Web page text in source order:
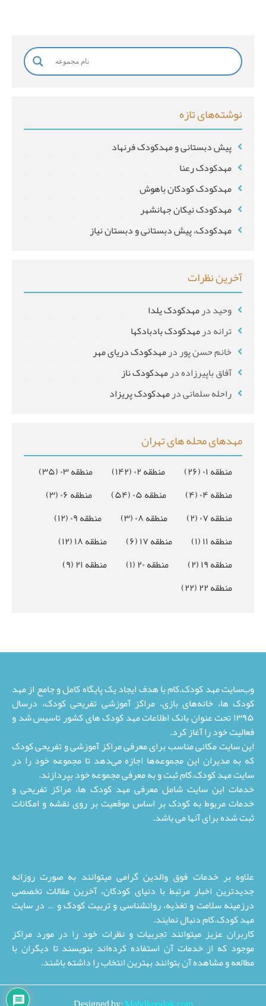
نوشته‌های تازه
پیش دبستانی و مهدکودک فرنهاد
مهدکودک رعنا
مهدکودک کودکان باهوش
مهدکودک نیکان جهانشهر
مهدکودک، پیش دبستانی و دبستان نیاز
آخرین نظرات
وحیددرمهدکودک یلدا
ترانهدرمهدکودک بادبادکها
خانم حسن پوردرمهدکودک دریای مهر
آفاق باپیرزادهدرمهدکودک ناز
راحله سلمانیدرمهدکودک پریزاد
مهدهای محله های تهران
منطقه ۰۱ (۲۶) منطقه ۰۲ (۱۴۲) منطقه ۰۳
(۳۵)
منطقه ۰۴
(۴) منطقه ۰۵ (۵۴) منطقه ۰۶
(۳)
منطقه ۰۷
(۲) منطقه ۰۸ (۳) منطقه ۰۹
(۱۲)
منطقه ۱۱ (۱) منطقه ۱۷ (۶) منطقه ۱۸
(۱۲)
منطقه ۱۹
(۲) منطقه ۲۰ (۱) منطقه ۲۱
(۹)
منطقه ۲۲
(۲۲)
وب‌سایت مهد کودک.کام با هدف ایجاد یک پایگاه کامل و جامع از مهد
کودک ها، خانه‌های بازی، مراکز آموزشی تفریحی کودک، درسال
۱۳۹۵ تحت عنوان بانک اطلاعات مهد کودک های کشور تاسیس شد و
فعالیت خود را آغاز کرد.
این سایت مکانی مناسب برای معرفی مراکز آموزشی و تفریحی کودک
که به مدیران این مجموعه‌ها اجازه می‌دهد تا مجموعه خود را در
سایت مهد کودک.کام ثبت و به معرفی مجموعه خود بپردازند.
خدمات این سایت شامل معرفی مهد کودک ها، مراکز تفریحی و
خدمات مربوط به کودک بر اساس موقعیت بر روی نقشه و امکانات
ثبت شده برای آنها می باشد.
علاوه بر خدمات فوق والدین گرامی میتوانند به صورت روزانه
جدیدترین اخبار مرتبط با دنیای کودکان، آخرین مقالات تخصصی
درزمینه سلامت و تغذیه، روانشناسی و تربیت کودک و … در سایت
مهد کودک.کام دنبال نمایند.
کاربران عزیز میتوانند تجربیات و نظرات خود را در مورد مراکز
موجود که از خدمات آن استفاده کرده‌اند بنویسند تا دیگران با
مطالعه و مشاهده آن بتوانند بهترین انتخاب را داشته باشند.